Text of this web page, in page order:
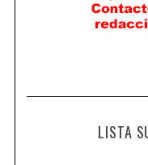
LISTA